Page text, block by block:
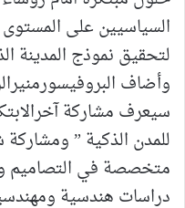
السياسيين على
لتحقيق نموذج المدينة
وأضاف
سيعرف مشاركة
للمدن الذكية ”
متخصصة في التصاميم
دراسات هندسية